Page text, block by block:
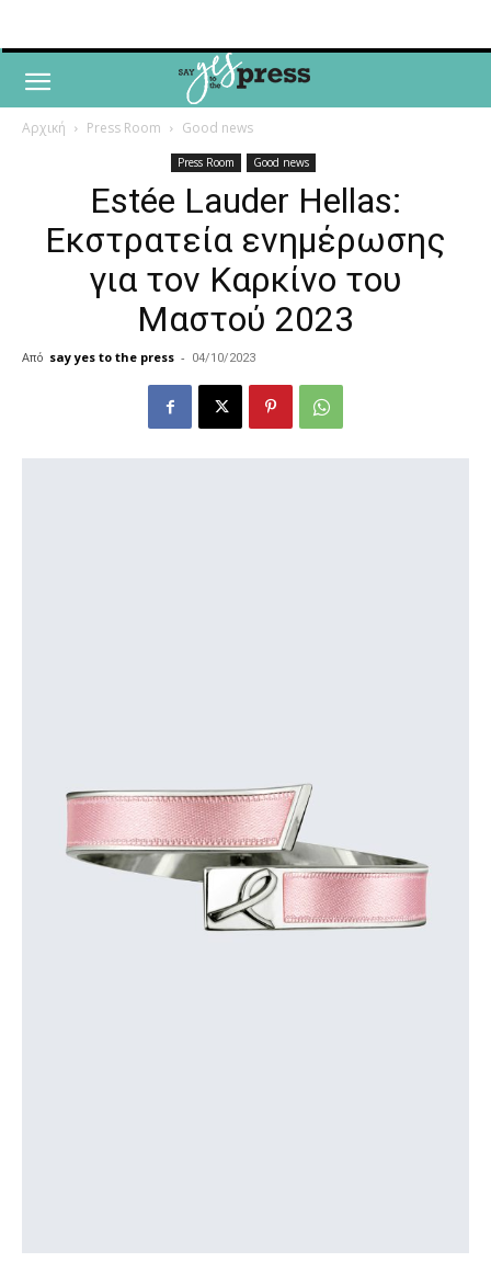
Αρχική Press Room Good news
Press Room Good news
Estée Lauder Hellas:
Εκστρατεία ενημέρωσης
για τον Καρκίνο του
Μαστού 2023
Από say yes to the press - 04/10/2023